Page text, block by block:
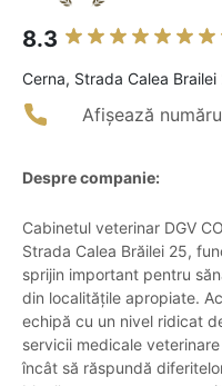
8.3
Cerna, Strada Calea Brailei
Afișează
Despre companie:
Cabinetul veterinar DGV
Strada Calea Brăilei 25,
sprijin important pentru
din localitățile apropiate.
echipă cu un nivel ridicat
servicii medicale
încât să răspundă